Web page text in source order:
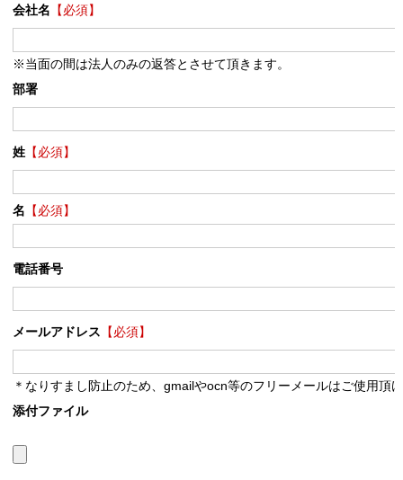
会社名 【必須】
※当面の間は法人のみの返答とさせて頂きます。
部署
姓【必須】
名 【必須】
電話番号
メールアドレス 【必須】
＊なりすまし防止のため、gmailやocn等のフリーメールはご使用頂
添付ファイル